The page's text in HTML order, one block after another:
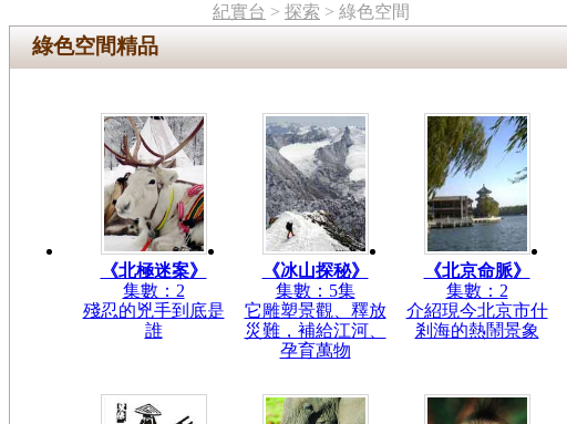
紀實台 > 探索 > 綠色空間
綠色空間精品
《北極迷案》
集數：2
殘忍的兇手到底是
誰
《冰山探秘》
集數：5集
它雕塑景觀、釋放
災難，補給江河、
孕育萬物
《北京命脈》
集數：2
介紹現今北京市什
剎海的熱鬧景象